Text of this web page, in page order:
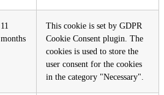
11
months
This cookie is set by GDPR
Cookie Consent plugin. The
cookies is used to store the
user consent for the cookies
in the category "Necessary".